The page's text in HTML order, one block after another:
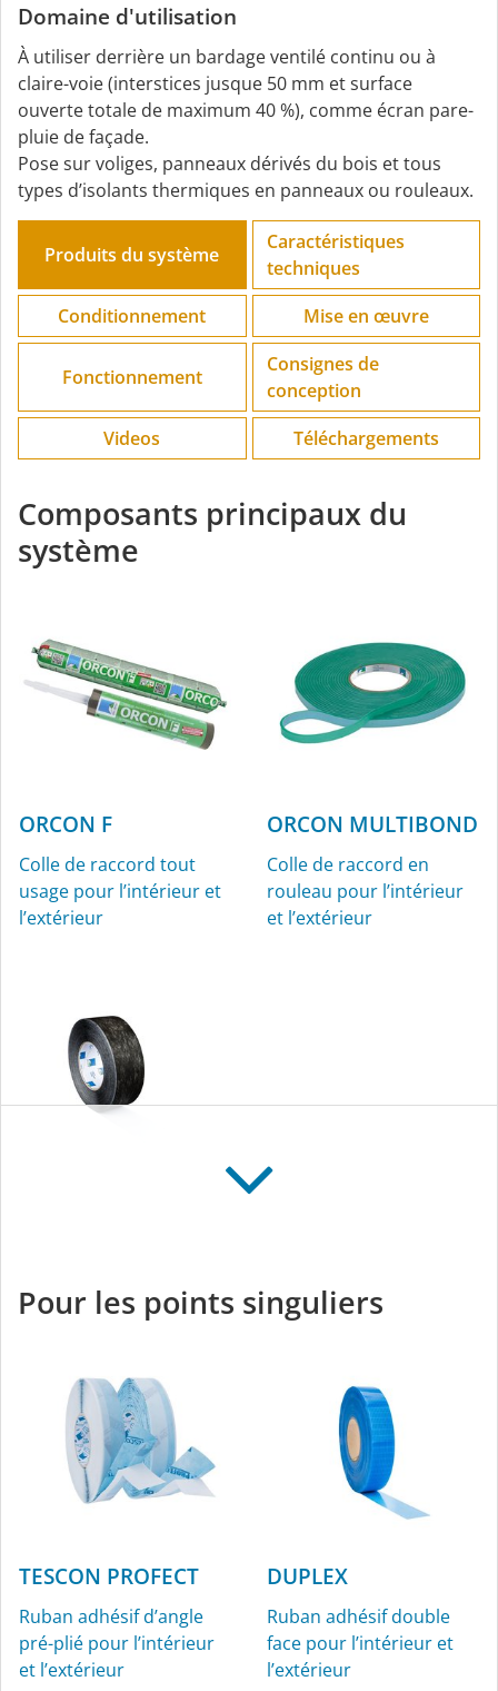
Domaine d'utilisation
À utiliser derrière un bardage ventilé continu ou à
claire-voie (interstices jusque 50 mm et surface
ouverte totale de maximum 40 %), comme écran pare-
pluie de façade.
Pose sur voliges, panneaux dérivés du bois et tous
types d’isolants thermiques en panneaux ou rouleaux.
Produits du système
Caractéristiques
techniques
Conditionnement
Mise en œuvre
Fonctionnement
Consignes de
conception
Videos
Téléchargements
Composants principaux du
système
ORCON F
Colle de raccord tout
usage pour l’intérieur et
l’extérieur
ORCON MULTIBOND
Colle de raccord en
rouleau pour l’intérieur
et l’extérieur
l’intérieur et l’extérieur
Pour les points singuliers
TESCON PROFECT
Ruban adhésif d’angle
pré-plié pour l’intérieur
et l’extérieur
DUPLEX
Ruban adhésif double
face pour l’intérieur et
l’extérieur